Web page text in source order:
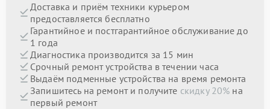
Доставка и приём техники курьером
предоставляется бесплатно
Гарантийное и постгарантийное обслуживание до
1 года
Диагностика производится за 15 мин
Срочный ремонт устройства в течении часа
Выдаём подменные устройства на время ремонта
Запишитесь на ремонт и получите скидку 20% на
первый ремонт